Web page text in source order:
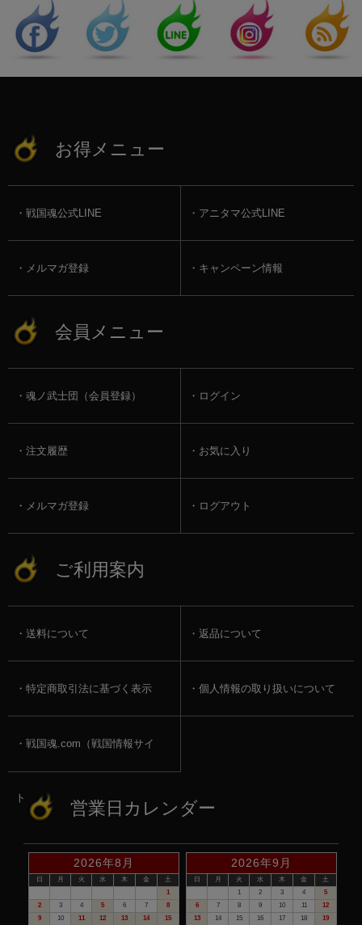
お得メニュー
戦国魂公式LINE アニタマ公式LINE
メルマガ登録 キャンペーン情報
会員メニュー
魂ノ武士団（会員登録） ログイン
注文履歴 お気に入り
メルマガ登録 ログアウト
ご利用案内
送料について 返品について
特定商取引法に基づく表示 個人情報の取り扱いについて
戦国魂.com（戦国情報サイ
ト） 営業日カレンダー
2026年8月
日 月 火 水 木 金
土
1
2
3 4 5 6 7
8
9
10 11 12 13 14 15
2026年9月
日 月 火 水 木 金
土
1
2 3 4
5
6
7 8 9 10 11
12
13
14 15 16 17 18 19